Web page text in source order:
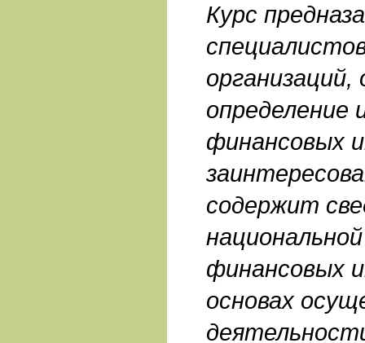
Курс
определение
финансовых
содержит
финансовых
основах